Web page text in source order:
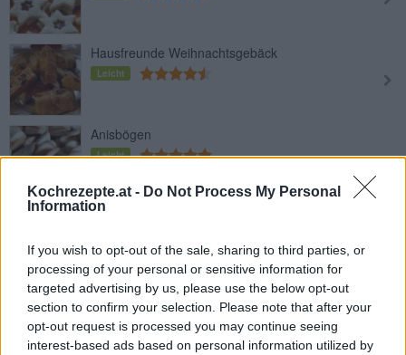
Kochrezepte.at - Do Not Process My Personal
Information
If you wish to opt-out of the sale, sharing to third parties, or
processing of your personal or sensitive information for
targeted advertising by us, please use the below opt-out
section to confirm your selection. Please note that after your
opt-out request is processed you may continue seeing
interest-based ads based on personal information utilized by
Hausfreunde Weihnachtsgebäck
Leicht
Anisbögen
Leicht
Macadamia Kekse
Anismonde